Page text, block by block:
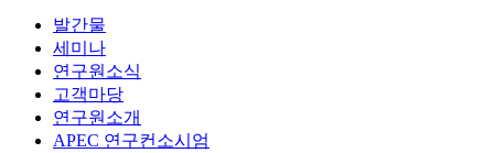
발간물
세미나
연구원소식
고객마당
연구원소개
APEC 연구컨소시엄